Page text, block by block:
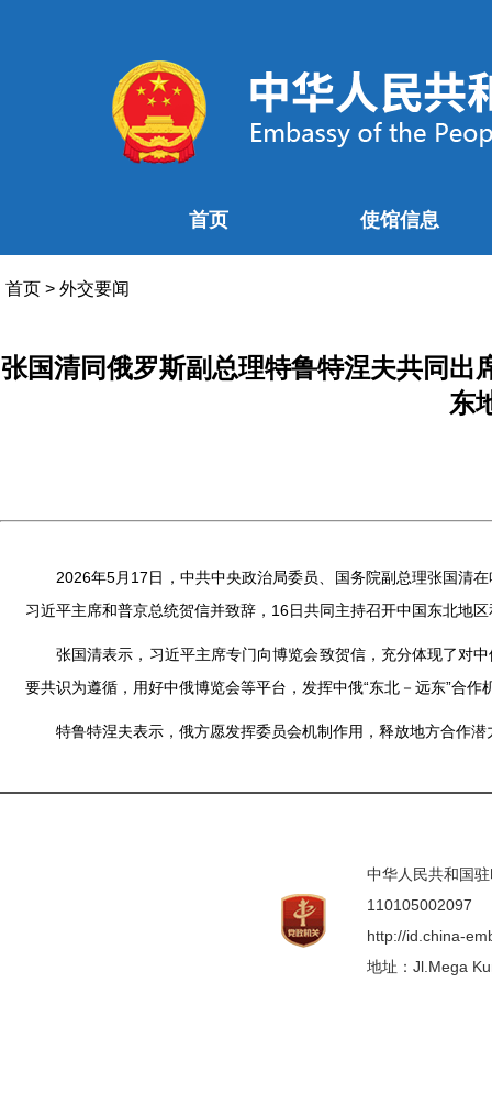
首页 使馆信息
首页 > 外交要闻
张国清同俄罗斯副总理特鲁特涅夫共同
东
2026年5月17日，中共中央政治局委员、国务院副总理张国清
习近平主席和普京总统贺信并致辞，16日共同主持召开中国东北地
张国清表示，习近平主席专门向博览会致贺信，充分体现了对
要共识为遵循，用好中俄博览会等平台，发挥中俄“东北－远东”合
特鲁特涅夫表示，俄方愿发挥委员会机制作用，释放地方合作
中华人民共和国
110105002097
http://id.china-
地址：Jl.Mega